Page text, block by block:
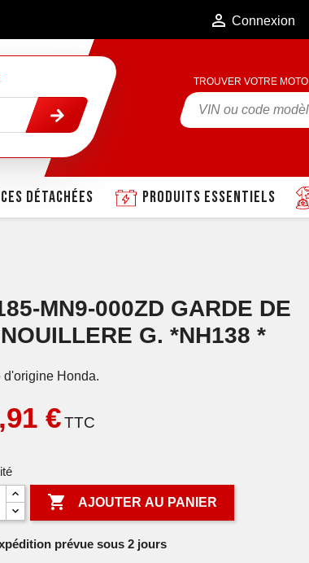
 Connexion
TROUVER VOTRE MOTO
Produits essentiels
détachées
MN9-000ZD GARDE DE
G. *NH138 *
d'origine Honda.
€TTC
 AJOUTER AU PANIER
prévue sous 2 jours